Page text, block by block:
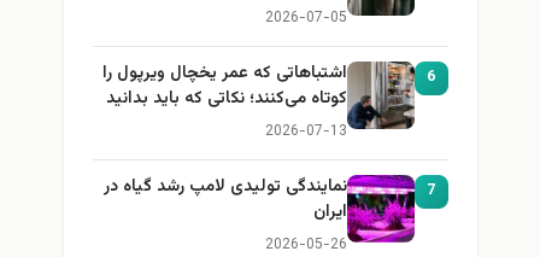
2026-07-05
6
اشتباهاتی که عمر یخچال ویرپول را
کوتاه می‌کنند؛ نکاتی که باید بدانید
2026-07-13
7
نمایندگی تولیدی لامپ رشد گیاه در
ایران
2026-05-26